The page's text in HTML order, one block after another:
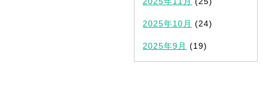
2025年10月 (24)
2025年9月 (19)